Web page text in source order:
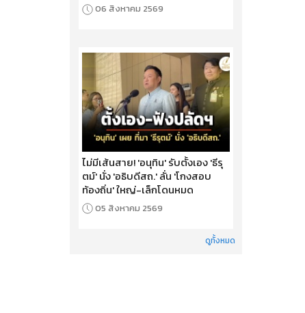
06 สิงหาคม 2569
ไม่มีเส้นสาย! 'อนุทิน' รับตั้งเอง 'ธีรุ
ตม์' นั่ง 'อธิบดีสถ.' ลั่น 'โกงสอบ
ท้องถิ่น' ใหญ่-เล็กโดนหมด
05 สิงหาคม 2569
ดูทั้งหมด